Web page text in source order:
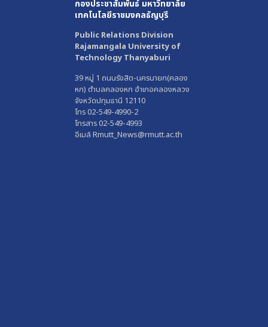
กองประชาสัมพันธ์ มหาวิทยาลัย
เทคโนโลยีราชมงคลธัญบุรี
Public Relations Division
Rajamangala University of
Technology Thanyaburi
39 หมู่ 1 ถนนรังสิต-นครนายก(คลอง
หก) ตำบลคลองหก อำเภอคลองหลวง
จังหวัดปทุมธานี 12110
โทร 02-549-4990-2
โทรสาร 02-549-4993
อีเมล์ Rmutt_News@rmutt.ac.th